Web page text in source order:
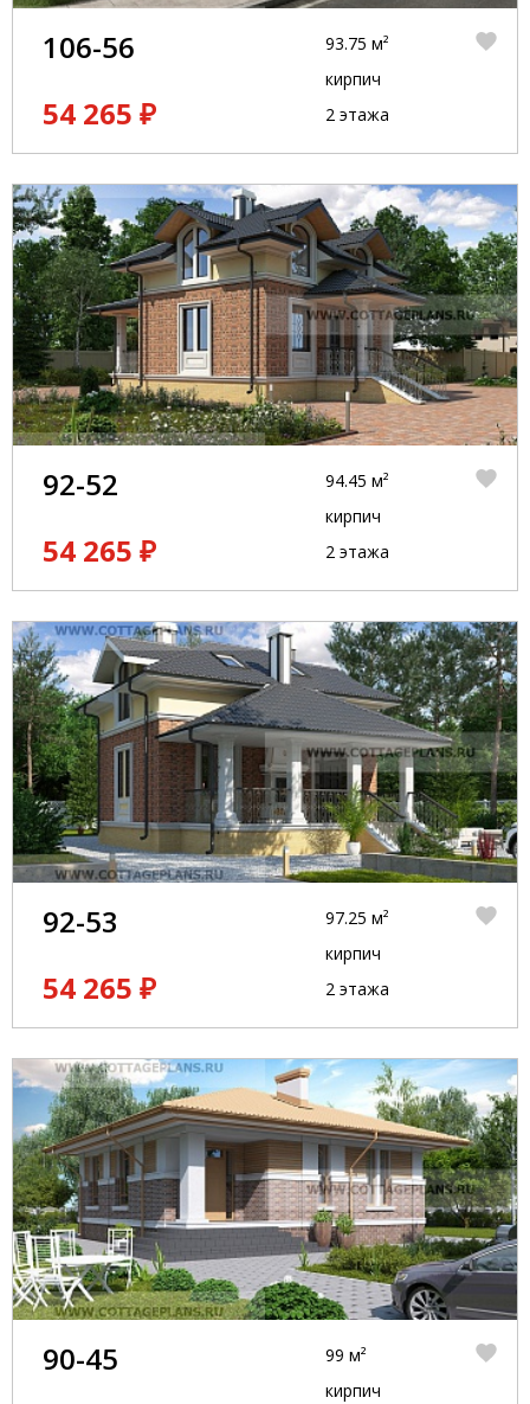
106-56
54 265 ₽
93.75 м²
кирпич
2 этажа
92-52
54 265 ₽
94.45 м²
кирпич
2 этажа
92-53
54 265 ₽
97.25 м²
кирпич
2 этажа
90-45
99 м²
кирпич